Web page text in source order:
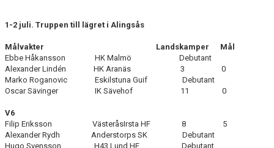
1-2 juli. Truppen till lägret i Alingsås
Målvakter Landskamper Mål
Ebbe Håkansson HK Malmö Debutant
Alexander Lindén HK Aranäs 3 0
Marko Roganovic Eskilstuna Guif Debutant
Oscar Sävinger IK Sävehof 11 0
V6
Filip Eriksson VästeråsIrsta HF 8 5
Alexander Rydh Anderstorps SK Debutant
Hugo Svensson H43 Lund HF Debutant